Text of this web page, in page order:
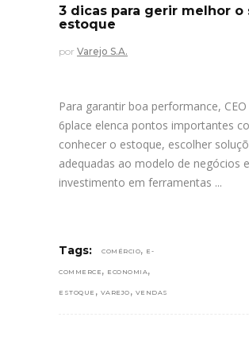
3 dicas para gerir melhor o
estoque
por Varejo S.A.
Para garantir boa performance, CEO
6place elenca pontos importantes
conhecer o estoque, escolher
adequadas ao modelo de negócios e
investimento em ferramentas
Tags: COMÉRCIO, E-
COMMERCE , ECONOMIA ,
ESTOQUE , VAREJO , VENDAS